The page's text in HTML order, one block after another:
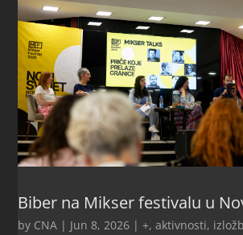
Biber na Mikser festivalu u
by CNA | Jun 8, 2026 |+,aktivnosti,